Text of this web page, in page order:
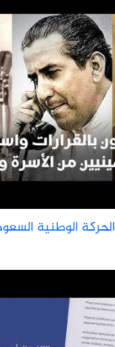
الحركة الوطنية السعودية 1953